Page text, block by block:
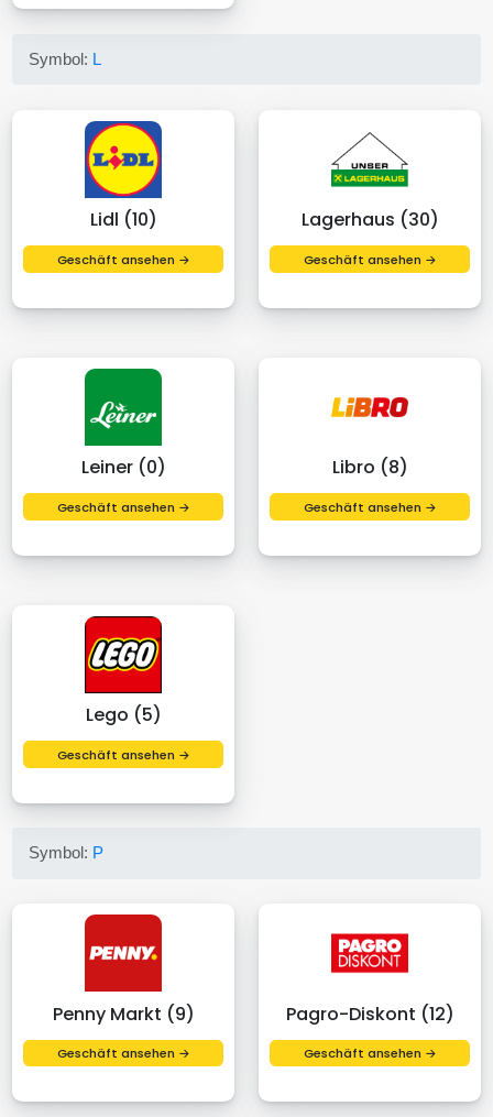
Symbol: L
Lidl (10)
Geschäft ansehen →
Lagerhaus (30)
Geschäft ansehen →
Leiner (0)
Geschäft ansehen →
Libro (8)
Geschäft ansehen →
Lego (5)
Geschäft ansehen →
Symbol: P
Penny Markt (9)
Geschäft ansehen →
Pagro-Diskont (12)
Geschäft ansehen →